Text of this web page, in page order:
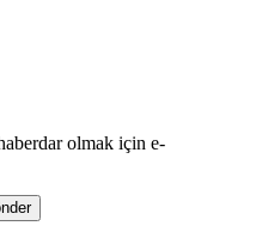
olmak için e-